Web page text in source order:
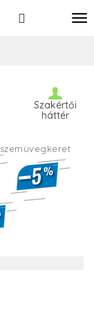
Szakértői
háttér
szemüvegkeret